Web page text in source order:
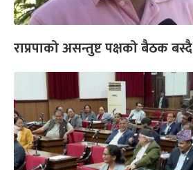
राप्रपाको असन्तुष्ट पक्षको बैठक बस्दै